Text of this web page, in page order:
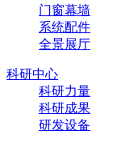
门窗幕墙
系统配件
全景展厅
科研中心
科研力量
科研成果
研发设备